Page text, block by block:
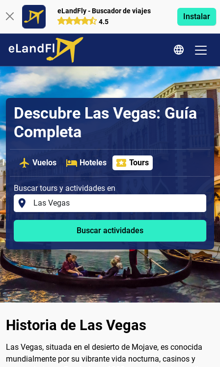
eLandFly - Buscador de viajes
4.5
Instalar
Descubre Las Vegas: Guía
Completa
Vuelos Hoteles Tours
Buscar tours y actividades en
Buscar actividades
Historia de Las Vegas
Las Vegas, situada en el desierto de Mojave, es conocida
mundialmente por su vibrante vida nocturna, casinos y